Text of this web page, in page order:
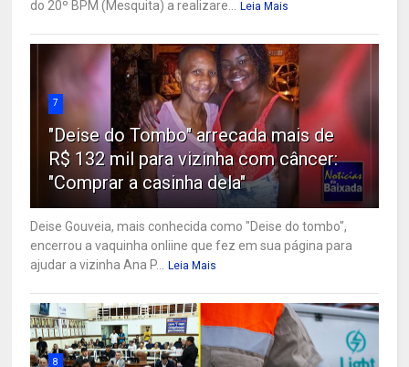
do 20º BPM (Mesquita) a realizare...
Leia Mais
7
"Deise do Tombo" arrecada mais de
R$ 132 mil para vizinha com câncer:
"Comprar a casinha dela"
Deise Gouveia, mais conhecida como "Deise do tombo",
encerrou a vaquinha onliine que fez em sua página para
ajudar a vizinha Ana P...
Leia Mais
8